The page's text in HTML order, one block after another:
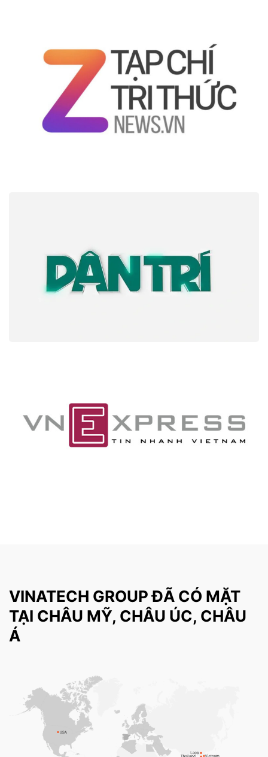
VINATECH GROUP ĐÃ CÓ MẶT
TẠI CHÂU MỸ, CHÂU ÚC, CHÂU
Á